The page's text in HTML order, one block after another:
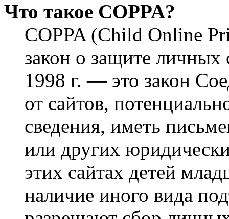
Что такое COPPA?
COPPA (Child Online
закон о защите личных
1998 г. — это закон
от сайтов,
сведения, иметь
или других
этих сайтах детей
наличие иного вида